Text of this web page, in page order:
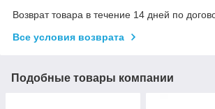
Возврат товара в течение 14 дней по
Все условия возврата
Подобные товары компании